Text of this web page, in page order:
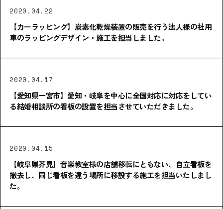
2020.04.22
【カーラッピング】炭素化乾燥装置の販売を行う法人様の社用
車のラッピングデザイン・施工を担当しました。
2020.04.17
【愛知県一宮市】愛知・岐阜を中心に全国対応に対応をしてい
る結婚相談所の看板の設置を担当させていただきました。
2020.04.15
【岐阜県芥見】音楽教室様の店舗移転にともない、自立看板を
撤去し、同じ看板を違う場所に移設する施工を担当いたしまし
た。